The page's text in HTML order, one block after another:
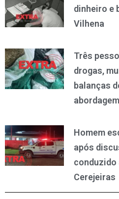
dinheiro e
Vilhena
Três
drogas,
balanças
Homem
após
conduzido
Cerejeiras